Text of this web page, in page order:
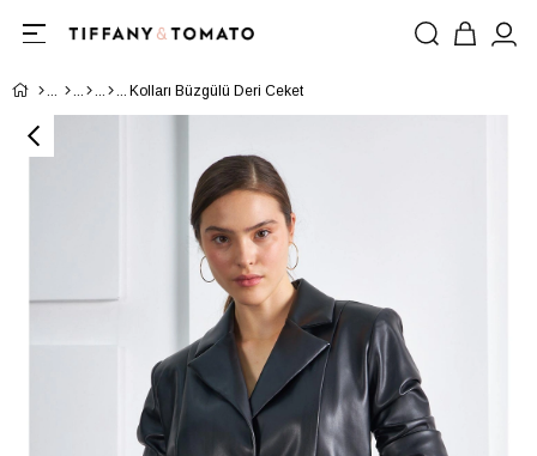
Kolları Büzgülü Deri Ceket